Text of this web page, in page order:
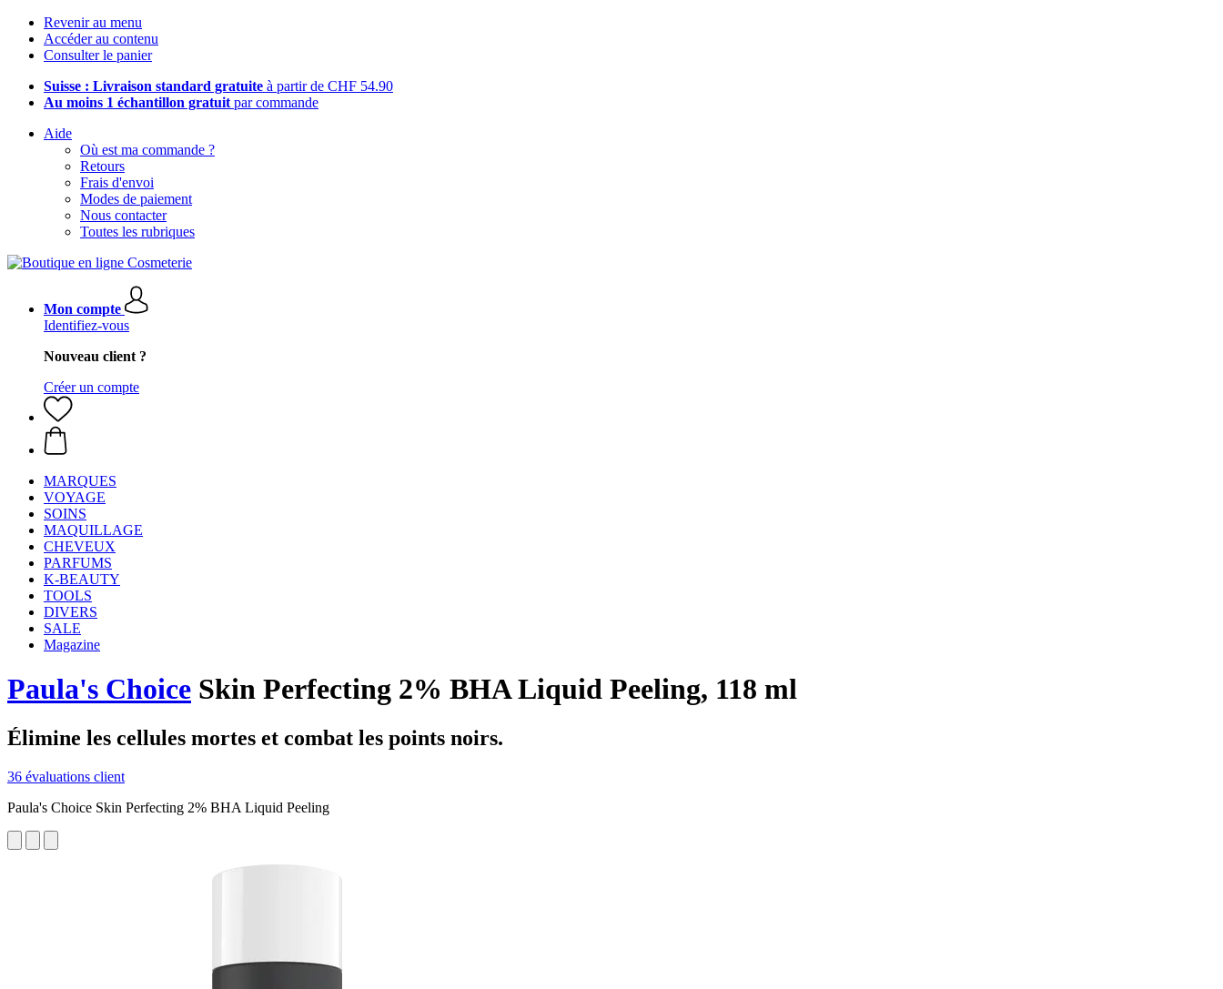
Revenir au menu
Accéder au contenu
Consulter le panier
Suisse : Livraison standard gratuite à partir de CHF 54.90
Au moins 1 échantillon gratuit par commande
Aide
Où est ma commande ?
Retours
Frais d'envoi
Modes de paiement
Nous contacter
Toutes les rubriques
Mon compte
Identifiez-vous
Nouveau client ?
Créer un compte
MARQUES
VOYAGE
SOINS
MAQUILLAGE
CHEVEUX
PARFUMS
K-BEAUTY
TOOLS
DIVERS
SALE
Magazine
Paula's Choice Skin Perfecting 2% BHA Liquid Peeling, 118 ml
Élimine les cellules mortes et combat les points noirs.
36 évaluations client
Paula's Choice Skin Perfecting 2% BHA Liquid Peeling